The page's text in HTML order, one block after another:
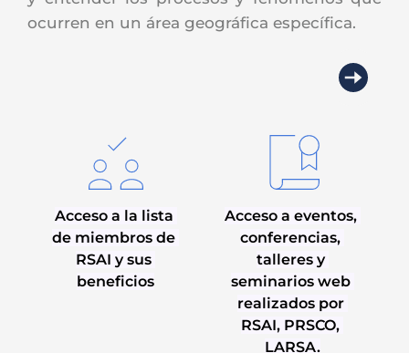
ocurren en un área geográfica específica.
Acceso a la lista
de miembros de
RSAI y sus
beneficios
Acceso a eventos,
conferencias,
talleres y
seminarios web
realizados por
RSAI, PRSCO,
LARSA.